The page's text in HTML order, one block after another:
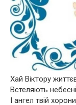
Хай Віктору
Встеляють
І ангел твій